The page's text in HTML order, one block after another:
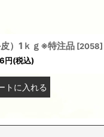
）1ｋｇ※特注品 [2058]
円(税込)
トに入れる